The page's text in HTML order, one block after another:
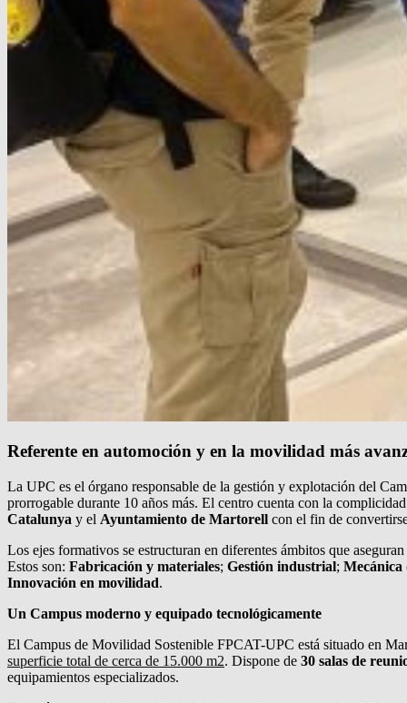
Referente en automoción y en la movilidad más
La UPC es el órgano responsable de la gestión y explotación del
prorrogable durante 10 años más. El centro cuenta con la
Catalunya y el Ayuntamiento de Martorell con el fin de
Los ejes formativos se estructuran en diferentes ámbitos que
Estos son: Fabricación y materiales; Gestión industrial; Mecánica
Innovación en movilidad.
Un Campus moderno y equipado tecnológicamente
El Campus de Movilidad Sostenible FPCAT-UPC está situado en
superficie total de cerca de 15.000 m2. Dispone de 30 salas de
equipamientos especializados.